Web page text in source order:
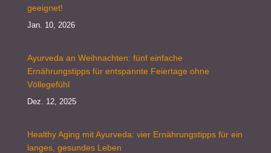
geeignet!
Jan. 10, 2026
Ayurveda an Weihnachten: fünf einfache
Ernährungstipps für entspannte Feiertage ohne
Völlegefühl
Dez. 12, 2025
Healthy Aging mit Ayurveda: vier Ernährungstipps für ein
langes, gesundes Leben